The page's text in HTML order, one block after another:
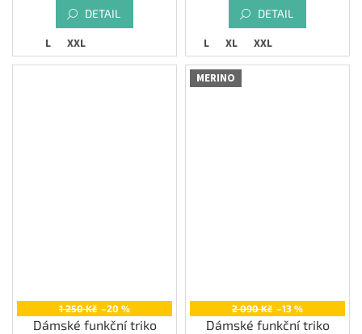
DETAIL
L XXL
DETAIL
L XL XXL
1 250 Kč –20 %
Dámské funkční triko
MERINO
2 090 Kč –13 %
Dámské funkční triko